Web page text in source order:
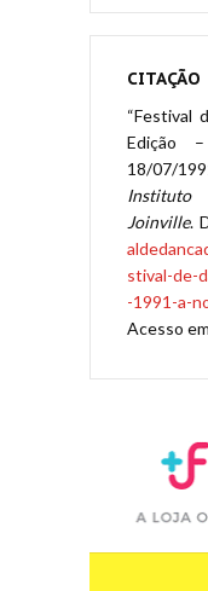
CITAÇÃO
“Festival
Edição
18/07/
Joinville.
stival-de-
-1991-a-
Acesso